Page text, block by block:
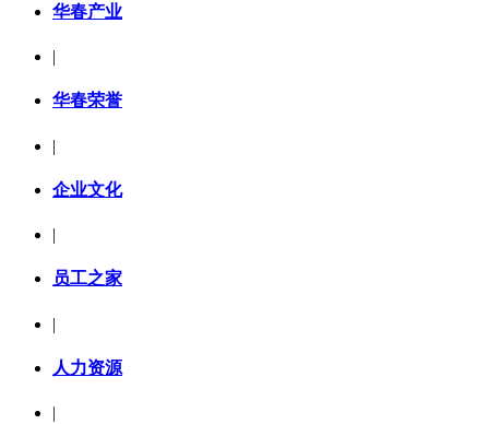
华春产业
|
华春荣誉
|
企业文化
|
员工之家
|
人力资源
|